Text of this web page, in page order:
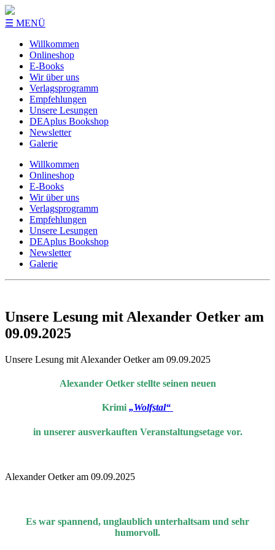
☰ MENÜ
Willkommen
Onlineshop
E-Books
Wir über uns
Verlagsprogramm
Empfehlungen
Unsere Lesungen
DEAplus Bookshop
Newsletter
Galerie
Willkommen
Onlineshop
E-Books
Wir über uns
Verlagsprogramm
Empfehlungen
Unsere Lesungen
DEAplus Bookshop
Newsletter
Galerie
Unsere Lesung mit Alexander Oetker am
09.09.2025
Unsere Lesung mit Alexander Oetker am 09.09.2025
Alexander Oetkerstellte seinen neuen
Krimi „Wolfstal“
in unserer ausverkauften Veranstaltungsetage vor.
Alexander Oetker am 09.09.2025
Es war spannend, unglaublich unterhaltsam und sehr
humorvoll.